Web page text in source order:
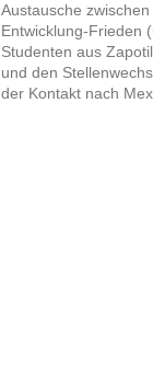
Austausche
Entwicklung-Frieden
Studenten aus
und den
der Kontakt nach